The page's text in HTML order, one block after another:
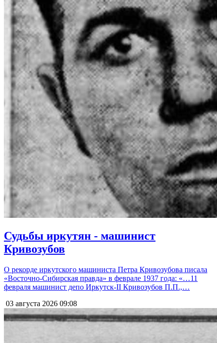
Судьбы иркутян - машинист
Кривозубов
О рекорде иркутского машиниста Петра Кривозубова писала
«Восточно-Сибирская правда» в феврале 1937 года: «…11
февраля машинист депо Иркутск-II Кривозубов П.П.,…
03 августа 2026 09:08